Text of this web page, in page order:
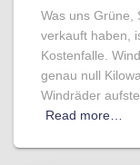
Was uns Grüne,
verkauft haben,
Kostenfalle.
genau null
Windräder
Read more…